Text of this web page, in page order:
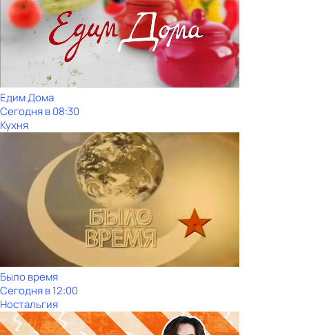
Едим Дома
Сегодня в 08:30
Кухня
Было время
Сегодня в 12:00
Ностальгия